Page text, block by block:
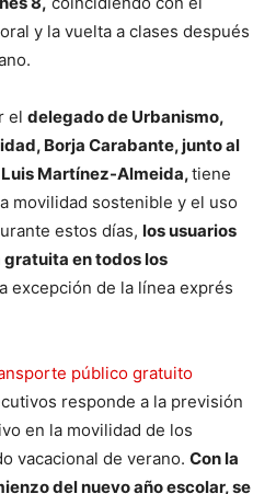
y la vuelta a clases después
el delegado de Urbanismo,
Borja Carabante, junto al
Martínez-Almeida,tiene
movilidad sostenible y el uso
estos días, los usuarios
en todos los
a excepción de la línea exprés
público gratuito
responde a la previsión
en la movilidad de los
vacacional de verano. Con la
del nuevo año escolar, se